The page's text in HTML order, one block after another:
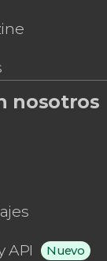
nosotros
API Nuevo